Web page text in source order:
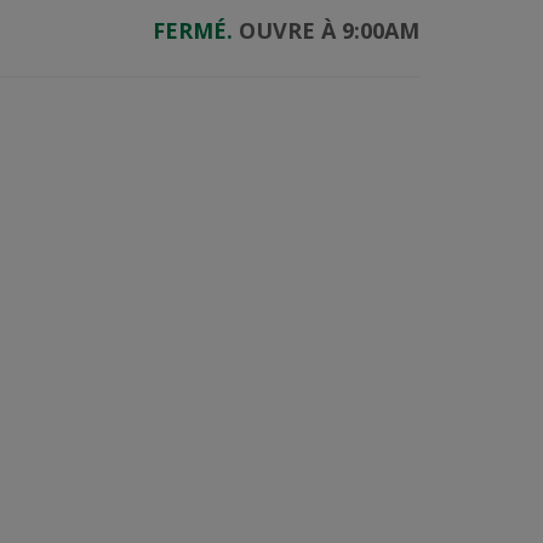
FERMÉ. OUVRE À 9:00AM